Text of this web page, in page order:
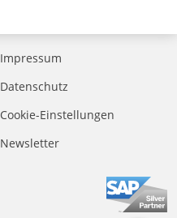
Impressum
Datenschutz
Cookie-Einstellungen
Newsletter